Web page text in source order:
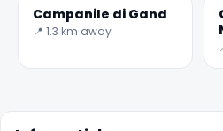
Campanile di Gand
📍 1.3 km away